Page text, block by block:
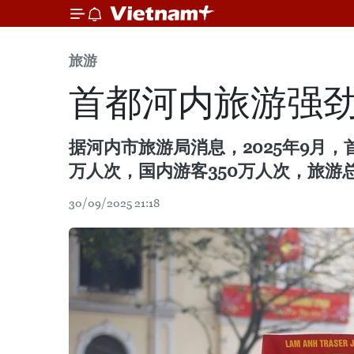
旅游
首都河内旅游强
据河内市旅游局消息，2025年9月，
万人次，国内游客350万人次，旅游
30/09/2025 21:18